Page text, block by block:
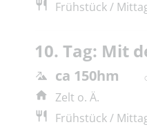
Frühstück /
10. Tag: Mit
ca 150hm
Zelt o. Ä.
Frühstück /